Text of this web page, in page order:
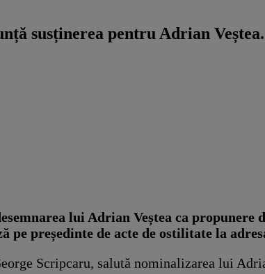
susținerea pentru Adrian
lui Adrian Veștea ca
pe președinte de acte de ostilitate la
Scripcaru, salută nominalizarea lui